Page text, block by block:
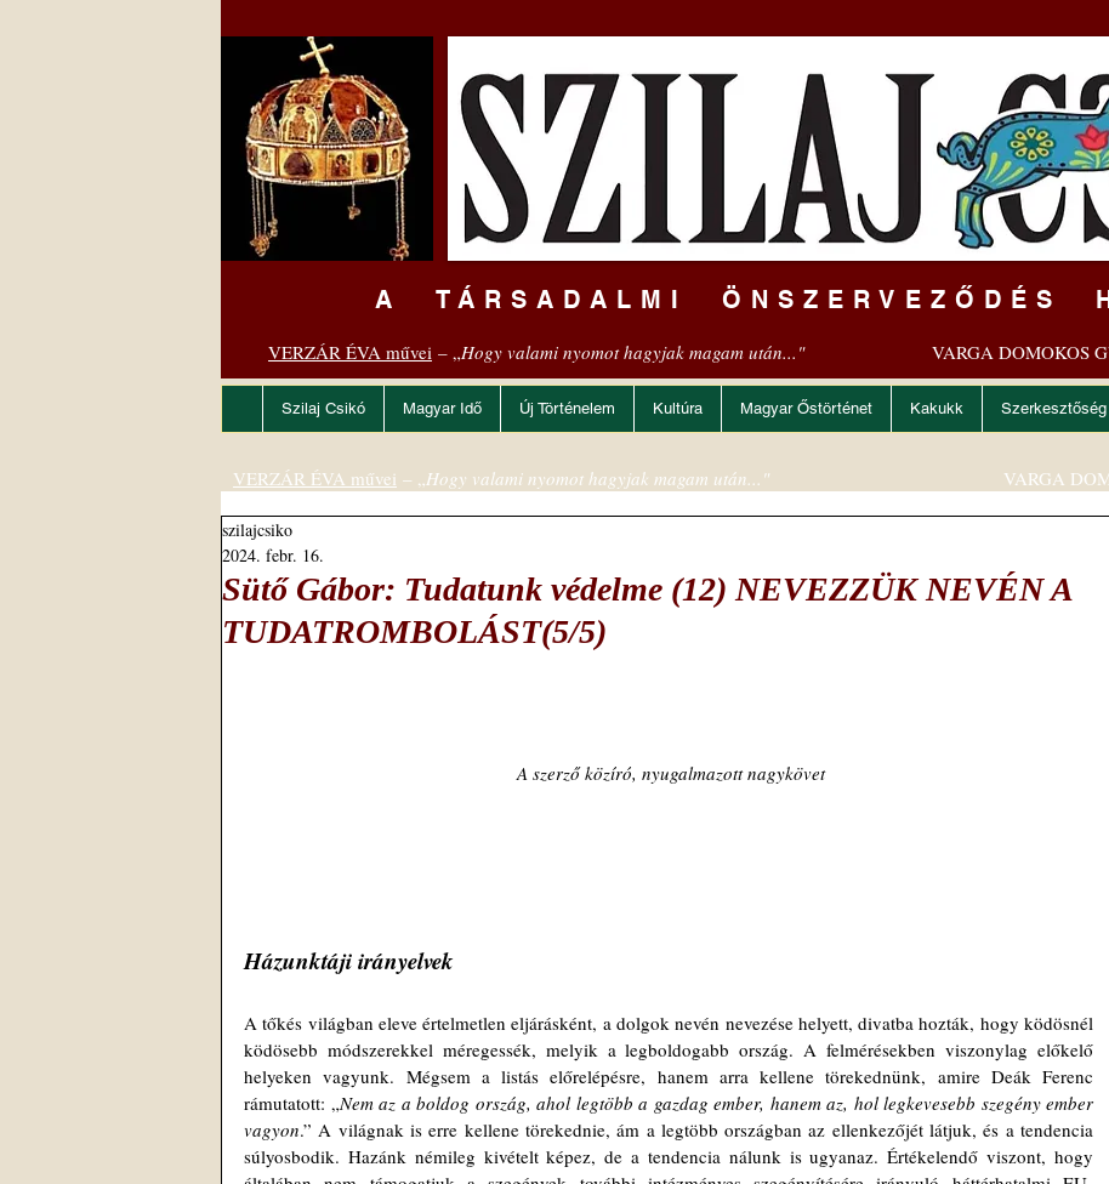
A TÁRSADALMI ÖNSZERVEZŐDÉS
VERZÁR ÉVA művei – „Hogy valami nyomot hagyjak magam után..." VARGA DOMOKOS
Szilaj Csikó Magyar Idő Új Történelem Kultúra Magyar Őstörténet Kakukk Szerkesztőség
Sütő Gábor: Tudatunk védelme (12) NEVEZZÜK NEVÉN A
TUDATROMBOLÁST(5/5)
szilajcsiko
2024. febr. 16.
A szerző közíró, nyugalmazott nagykövet
Házunktáji irányelvek
A tőkés világban eleve értelmetlen eljárásként, a dolgok nevén nevezése helyett, divatba hozták, hogy ködösnél
ködösebb módszerekkel méregessék, melyik a legboldogabb ország. A felmérésekben viszonylag előkelő
helyeken vagyunk. Mégsem a listás előrelépésre, hanem arra kellene törekednünk, amire Deák Ferenc
rámutatott: „Nem az a boldog ország, ahol legtöbb a gazdag ember, hanem az, hol legkevesebb szegény ember
vagyon.” A világnak is erre kellene törekednie, ám a legtöbb országban az ellenkezőjét látjuk, és a tendencia
súlyosbodik. Hazánk némileg kivételt képez, de a tendencia nálunk is ugyanaz. Értékelendő viszont, hogy
VERZÁR ÉVA művei – „Hogy valami nyomot hagyjak magam után..." VARGA